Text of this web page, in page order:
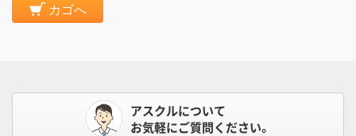
カゴへ
アスクルについて
お気軽にご質問ください。